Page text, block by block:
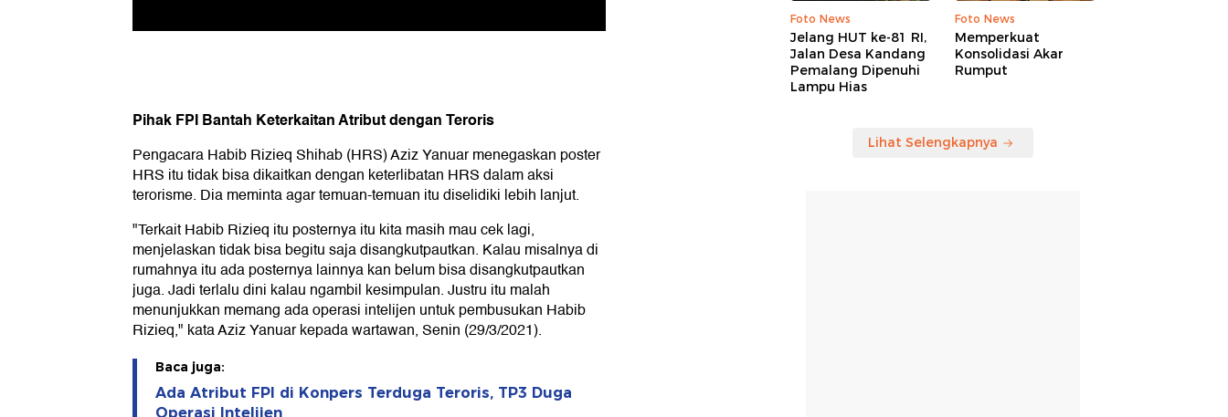
Pihak FPI Bantah Keterkaitan Atribut dengan Teroris
Pengacara Habib Rizieq Shihab (HRS) Aziz Yanuar menegaskan poster
HRS itu tidak bisa dikaitkan dengan keterlibatan HRS dalam aksi
terorisme. Dia meminta agar temuan-temuan itu diselidiki lebih lanjut.
"Terkait Habib Rizieq itu posternya itu kita masih mau cek lagi,
menjelaskan tidak bisa begitu saja disangkutpautkan. Kalau misalnya di
rumahnya itu ada posternya lainnya kan belum bisa disangkutpautkan
juga. Jadi terlalu dini kalau ngambil kesimpulan. Justru itu malah
menunjukkan memang ada operasi intelijen untuk pembusukan Habib
Rizieq," kata Aziz Yanuar kepada wartawan, Senin (29/3/2021).
Baca juga:
Ada Atribut FPI di Konpers Terduga Teroris, TP3 Duga
Operasi Intelijen
Foto News
Jelang HUT ke-81 RI,
Jalan Desa Kandang
Pemalang Dipenuhi
Lampu Hias
Foto News
Memperkuat
Konsolidasi Akar
Rumput
Lihat Selengkapnya